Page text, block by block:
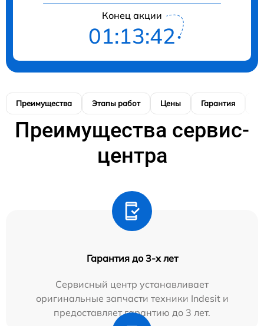
Конец акции
01:13:41
Преимущества Этапы работ Цены Гарантия
Преимущества сервис-
центра
Гарантия до 3-х лет
Сервисный центр устанавливает
оригинальные запчасти техники Indesit и
предоставляет гарантию до 3 лет.